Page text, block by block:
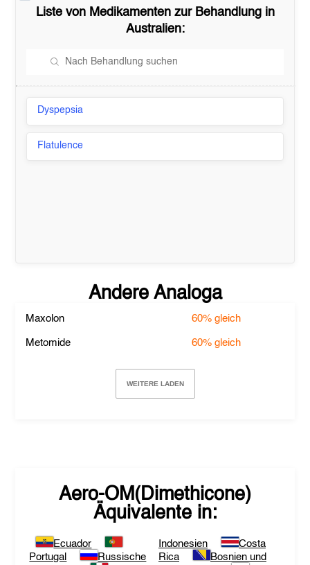
Liste von Medikamenten zur Behandlung in
Australien:
Dyspepsia
Flatulence
Andere Analoga
Maxolon 60% gleich
Metomide 60% gleich
WEITERE LADEN
Aero-OM(Dimethicone)
Äquivalente in:
Ecuador
Portugal
Russische
Indonesien
Costa
Rica
Bosnien und